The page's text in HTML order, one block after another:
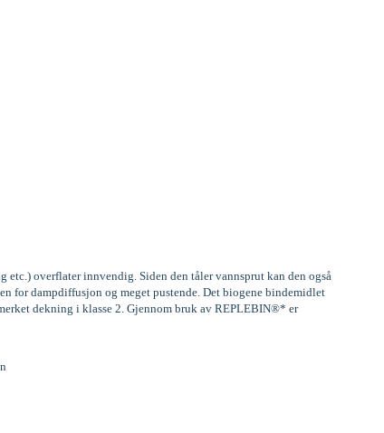
overflater innvendig. Siden den tåler vannsprut kan den også
for dampdiffusjon og meget pustende. Det biogene bindemidlet
dekning i klasse 2. Gjennom bruk av REPLEBIN®* er